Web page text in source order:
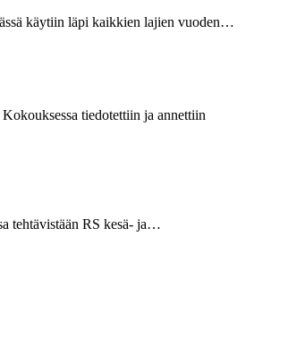
käytiin läpi kaikkien lajien vuoden…
tiedotettiin ja annettiin
tehtävistään RS kesä- ja…